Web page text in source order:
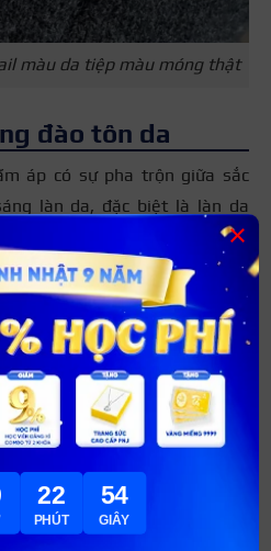
màu da tiệp màu móng thật
đào tôn da
áp có sự pha trộn giữa sắc
làn da, đặc biệt là làn da
Màu sắc này mang đến sự
với các bạn trẻ yêu phong cách
lựa chọn hoàn hảo cho những
du lịch mùa hè.
22
PHÚT
52
GIÂY
×